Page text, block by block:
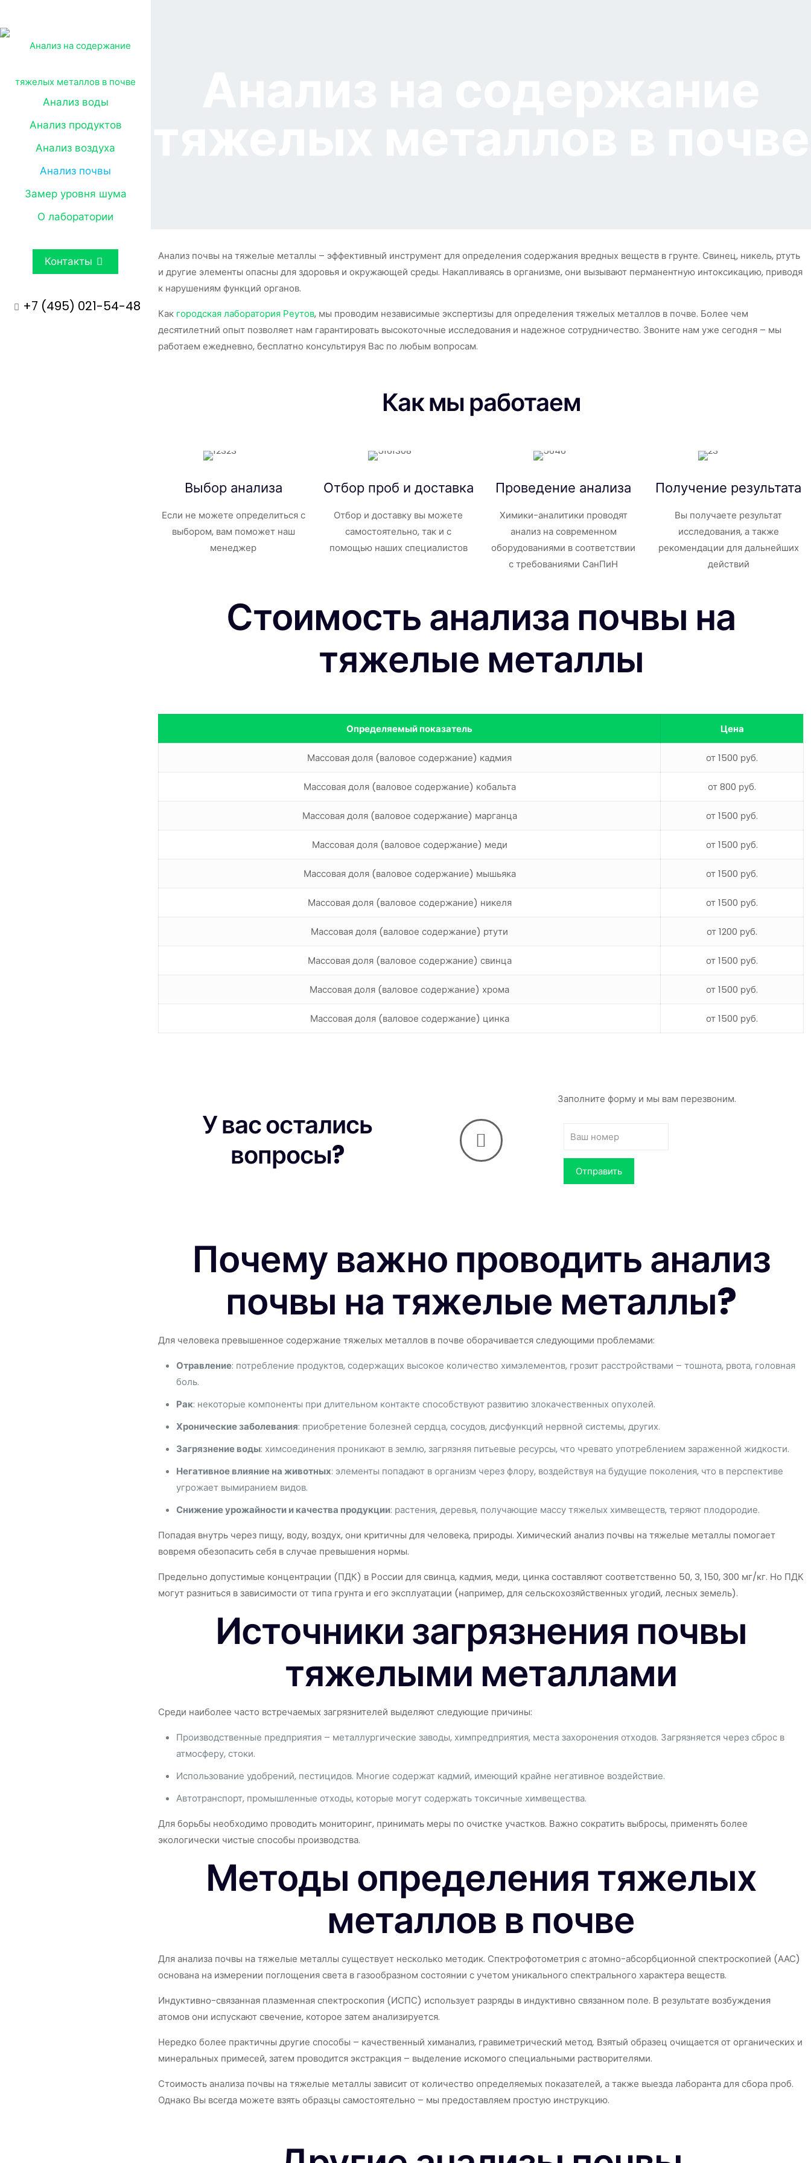
Анализ воды
Анализ продуктов
Анализ воздуха
Анализ почвы
Замер уровня шума
О лаборатории
Контакты
+7 (495) 021-54-48
Анализ почвы на тяжелые металлы – эффективный инструмент для определения содержания вредных веществ в грунте. Свинец, никель, ртуть
и другие элементы опасны для здоровья и окружающей среды. Накапливаясь в организме, они вызывают перманентную интоксикацию, приводя
к нарушениям функций органов.
Как городская лаборатория Реутов, мы проводим независимые экспертизы для определения тяжелых металлов в почве. Более чем
десятилетний опыт позволяет нам гарантировать высокоточные исследования и надежное сотрудничество. Звоните нам уже сегодня – мы
работаем ежедневно, бесплатно консультируя Вас по любым вопросам.
Как мы работаем
Выбор анализа
Если не можете определиться с
выбором, вам поможет наш
менеджер
Отбор проб и доставка
Отбор и доставку вы можете
самостоятельно, так и с
помощью наших специалистов
Проведение анализа
Химики-аналитики проводят
анализ на современном
оборудованиями в соответствии
с требованиями СанПиН
Получение результата
Вы получаете результат
исследования, а также
рекомендации для дальнейших
действий
Стоимость анализа почвы на
тяжелые металлы
Определяемый показатель Цена
Массовая доля (валовое содержание) кадмия от 1500 руб.
Массовая доля (валовое содержание) кобальта от 800 руб.
Массовая доля (валовое содержание) марганца от 1500 руб.
Массовая доля (валовое содержание) меди от 1500 руб.
Массовая доля (валовое содержание) мышьяка от 1500 руб.
Массовая доля (валовое содержание) никеля от 1500 руб.
Массовая доля (валовое содержание) ртути от 1200 руб.
Массовая доля (валовое содержание) свинца от 1500 руб.
Массовая доля (валовое содержание) хрома от 1500 руб.
Массовая доля (валовое содержание) цинка от 1500 руб.
У вас остались
вопросы?
Заполните форму и мы вам перезвоним.
Почему важно проводить анализ
почвы на тяжелые металлы?
Для человека превышенное содержание тяжелых металлов в почве оборачивается следующими проблемами:
Отравление: потребление продуктов, содержащих высокое количество химэлементов, грозит расстройствами – тошнота, рвота, головная
боль.
Рак: некоторые компоненты при длительном контакте способствуют развитию злокачественных опухолей.
Хронические заболевания: приобретение болезней сердца, сосудов, дисфункций нервной системы, других.
Загрязнение воды: химсоединения проникают в землю, загрязняя питьевые ресурсы, что чревато употреблением зараженной жидкости.
Негативное влияние на животных: элементы попадают в организм через флору, воздействуя на будущие поколения, что в перспективе
угрожает вымиранием видов.
Снижение урожайности и качества продукции: растения, деревья, получающие массу тяжелых химвеществ, теряют плодородие.
Попадая внутрь через пищу, воду, воздух, они критичны для человека, природы. Химический анализ почвы на тяжелые металлы помогает
вовремя обезопасить себя в случае превышения нормы.
Предельно допустимые концентрации (ПДК) в России для свинца, кадмия, меди, цинка составляют соответственно 50, 3, 150, 300 мг/кг. Но ПДК
могут разниться в зависимости от типа грунта и его эксплуатации (например, для сельскохозяйственных угодий, лесных земель).
Источники загрязнения почвы
тяжелыми металлами
Среди наиболее часто встречаемых загрязнителей выделяют следующие причины:
Производственные предприятия – металлургические заводы, химпредприятия, места захоронения отходов. Загрязняется через сброс в
атмосферу, стоки.
Использование удобрений, пестицидов. Многие содержат кадмий, имеющий крайне негативное воздействие.
Автотранспорт, промышленные отходы, которые могут содержать токсичные химвещества.
Для борьбы необходимо проводить мониторинг, принимать меры по очистке участков. Важно сократить выбросы, применять более
экологически чистые способы производства.
Методы определения тяжелых
металлов в почве
Для анализа почвы на тяжелые металлы существует несколько методик. Спектрофотометрия с атомно-абсорбционной спектроскопией (ААС)
основана на измерении поглощения света в газообразном состоянии с учетом уникального спектрального характера веществ.
Индуктивно-связанная плазменная спектроскопия (ИСПС) использует разряды в индуктивно связанном поле. В результате возбуждения
атомов они испускают свечение, которое затем анализируется.
Нередко более практичны другие способы – качественный химанализ, гравиметрический метод. Взятый образец очищается от органических и
минеральных примесей, затем проводится экстракция – выделение искомого специальными растворителями.
Стоимость анализа почвы на тяжелые металлы зависит от количество определяемых показателей, а также выезда лаборанта для сбора проб.
Однако Вы всегда можете взять образцы самостоятельно – мы предоставляем простую инструкцию.